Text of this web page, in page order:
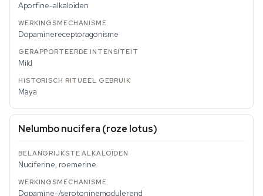
Aporfine-alkaloïden
Dopaminereceptoragonisme
Mild
Maya
Nelumbo nucifera (roze lotus)
Nuciferine, roemerine
Dopamine-/serotoninemodulerend